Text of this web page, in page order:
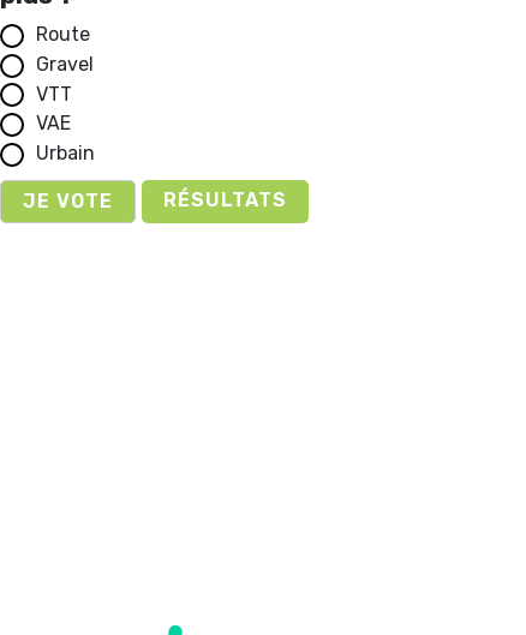
Route
Gravel
VTT
VAE
Urbain
RÉSULTATS